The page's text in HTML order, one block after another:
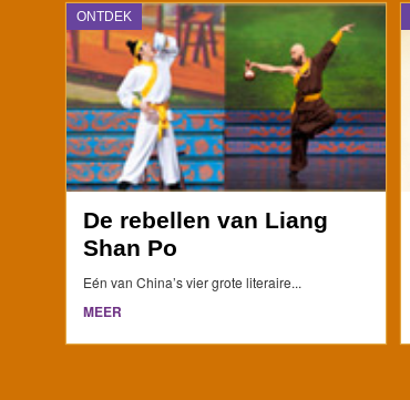
ONTDEK
De rebellen van Liang
Shan Po
Eén van China’s vier grote literaire...
MEER